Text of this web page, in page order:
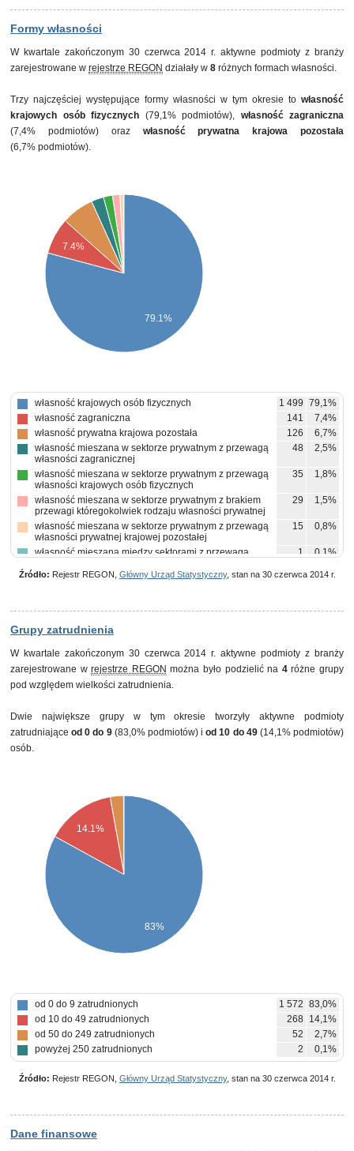
Formy własności
W kwartale zakończonym 30 czerwca 2014 r. aktywne podmioty z branży
zarejestrowane w rejestrze REGON działały w 8 różnych formach własności.
Trzy najczęściej występujące formy własności w tym okresie to własność
krajowych osób fizycznych (79,1% podmiotów), własność zagraniczna
(7,4% podmiotów) oraz własność prywatna krajowa pozostała
(6,7% podmiotów).
7.4%
79.1%
własność krajowych osób fizycznych 1 499 79,1%
własność zagraniczna
141
7,4%
własność prywatna krajowa pozostała
126
6,7%
własność mieszana w sektorze prywatnym z przewagą
własności zagranicznej
48 2,5%
własność mieszana w sektorze prywatnym z przewagą
własności krajowych osób fizycznych
35 1,8%
własność mieszana w sektorze prywatnym z brakiem
przewagi któregokolwiek rodzaju własności prywatnej
29 1,5%
własność mieszana w sektorze prywatnym z przewagą
własności prywatnej krajowej pozostałej
15 0,8%
własność mieszana między sektorami z przewagą
własności krajowych osób fizycznych
1 0,1%
Źródło: Rejestr REGON, Główny Urząd Statystyczny, stan na 30 czerwca 2014 r.
Grupy zatrudnienia
W kwartale zakończonym 30 czerwca 2014 r. aktywne podmioty z branży
zarejestrowane wrejestrze REGON można było podzielić na 4różne grupy
pod względem wielkości zatrudnienia.
Dwie największe grupy w tym okresie tworzyły aktywne podmioty
zatrudniająceod 0 do 9 (83,0% podmiotów) iod 10 do 49 (14,1% podmiotów)
osób.
14.1%
83%
od 0 do 9 zatrudnionych 1 572 83,0%
od 10 do 49 zatrudnionych
268 14,1%
od 50 do 249 zatrudnionych
52
2,7%
powyżej 250 zatrudnionych
2 0,1%
Źródło: Rejestr REGON, Główny Urząd Statystyczny, stan na 30 czerwca 2014 r.
Dane finansowe